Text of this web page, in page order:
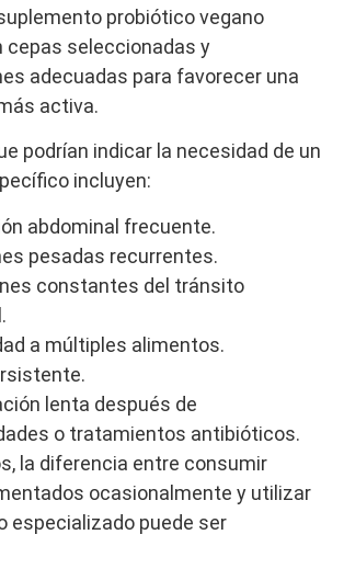
probiótico vegano
cepas seleccionadas y
adecuadas para favorecer una
activa.
podrían indicar la necesidad de un
incluyen:
abdominal frecuente.
pesadas recurrentes.
constantes del tránsito
a múltiples alimentos.
lenta después de
o tratamientos antibióticos.
la diferencia entre consumir
ocasionalmente y utilizar
especializado puede ser